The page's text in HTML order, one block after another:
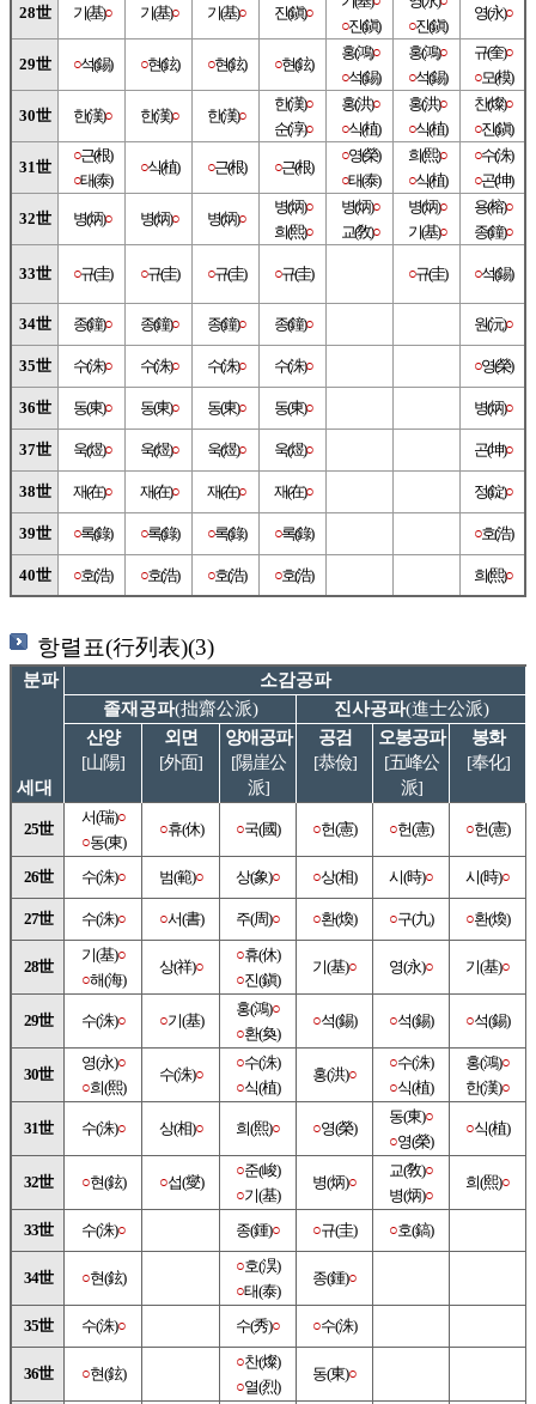
28世 기(基)○ 기(基)○ 기(基)○ 진(鎭)○
○진(鎭)
○진(鎭)
영(永)○
29世 ○석(錫) ○현(鉉) ○현(鉉) ○현(鉉)
홍(鴻)○
○석(錫)
홍(鴻)○
○석(錫)
규(奎)○
○모(模)
30世 한(漢)○ 한(漢)○ 한(漢)○
한(漢)○
순(淳)○
홍(洪)○
○식(植)
홍(洪)○
○식(植)
찬(燦)○
○진(鎭)
31世
○근(根)
○태(泰)
○식(植) ○근(根) ○근(根)
○영(榮)
○태(泰)
희(熙)○
○식(植)
○수(洙)
○곤(坤)
32世 병(炳)○ 병(炳)○ 병(炳)○
병(炳)○
희(熙)○
병(炳)○
교(敎)○
병(炳)○
기(基)○
용(榕)○
종(鐘)○
33世 ○규(圭) ○규(圭) ○규(圭) ○규(圭) ○규(圭) ○석(錫)
34世 종(鐘)○ 종(鐘)○ 종(鐘)○ 종(鐘)○ 원(沅)○
35世 수(洙)○ 수(洙)○ 수(洙)○ 수(洙)○ ○영(榮)
36世 동(東)○ 동(東)○ 동(東)○ 동(東)○ 병(炳)○
37世 욱(煜)○ 욱(煜)○ 욱(煜)○ 욱(煜)○ 곤(坤)○
38世 재(在)○ 재(在)○ 재(在)○ 재(在)○ 정(錠)○
39世 ○록(錄) ○록(錄) ○록(錄) ○록(錄) ○호(浩)
40世 ○호(浩) ○호(浩) ○호(浩) ○호(浩) 희(熙)○
항렬표(行列表)(3)
분파
소감공파
졸재공파(拙齋公派) 진사공파(進士公派)
세대
산양
[山陽]
외면
[外面]
양애공파
[陽崖公
派]
공검
[恭儉]
오봉공파
[五峰公
派]
봉화
[奉化]
25世
서(瑞)○
○동(東)
○휴(休) ○국(國) ○헌(憲) ○헌(憲) ○헌(憲)
26世 수(洙)○ 범(範)○ 상(象)○ ○상(相) 시(時)○ 시(時)○
27世 수(洙)○ ○서(書) 주(周)○ ○환(煥) ○구(九) ○환(煥)
28世
기(基)○
○해(海)
상(祥)○
○휴(休)
○진(鎭)
기(基)○ 영(永)○ 기(基)○
29世 수(洙)○ ○기(基)
홍(鴻)○
○환(奐)
○석(錫) ○석(錫) ○석(錫)
30世
영(永)○
○희(熙)
수(洙)○
○수(洙)
○식(植)
홍(洪)○
○수(洙)
○식(植)
홍(鴻)○
한(漢)○
31世 수(洙)○ 상(相)○ 희(熙)○ ○영(榮)
동(東)○
○영(榮)
○식(植)
32世 ○현(鉉) ○섭(燮)
○준(峻)
○기(基)
병(炳)○
교(敎)○
병(炳)○
희(熙)○
33世 수(洙)○ 종(鍾)○ ○규(圭) ○호(鎬)
34世 ○현(鉉)
○호(淏)
○태(泰)
종(鍾)○
35世 수(洙)○ 수(秀)○ ○수(洙)
36世 ○현(鉉)
○찬(燦)
○열(烈)
동(東)○